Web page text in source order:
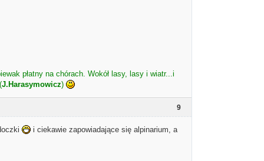
płatny na chórach. Wokół lasy, lasy i wiatr...i
J.Harasymowicz)
9
i ciekawie zapowiadające się alpinarium, a